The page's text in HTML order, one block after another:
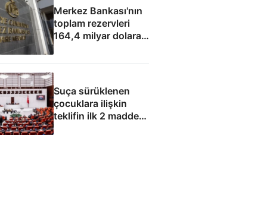
Merkez Bankası'nın
toplam rezervleri
164,4 milyar dolara
yükseldi
Suça sürüklenen
çocuklara ilişkin
teklifin ilk 2 maddesi
kabul edildi